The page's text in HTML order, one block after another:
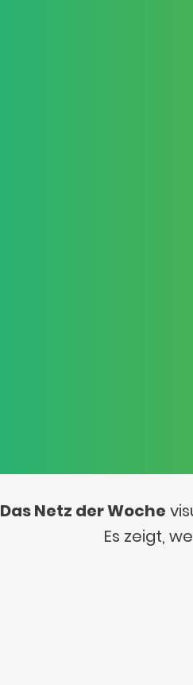
Das Netz der Woche
Es zeigt,